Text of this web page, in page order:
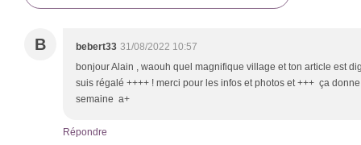
B bebert33 31/08/2022 10:57
bonjour Alain , waouh quel magnifique village et ton article est
suis régalé ++++ ! merci pour les infos et photos et +++ ça
semaine a+
Répondre